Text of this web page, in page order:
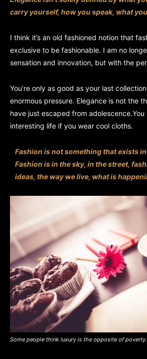
carry yourself, how you speak, what
I think it’s an old fashioned notion that
exclusive to be fashionable. I am no
sensation and innovation, but with the
You’re only as good as your last
enormous pressure. Elegance is not the
have just escaped from adolescence.You
interesting life if you wear cool cloths.
Fashion is not something that exists
Fashion is in the sky, in the street,
ideas, the way we live, what is
Some people think luxury is the opposite of poverty.